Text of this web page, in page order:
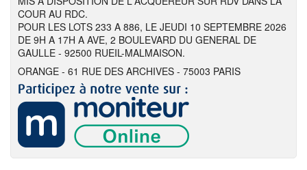
COUR AU RDC.
POUR LES LOTS 233 A 886, LE JEUDI 10 SEPTEMBRE 2026
DE 9H A 17H A AVE, 2 BOULEVARD DU GENERAL DE
GAULLE - 92500 RUEIL-MALMAISON.
ORANGE - 61 RUE DES ARCHIVES - 75003 PARIS